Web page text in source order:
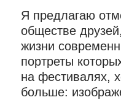
Я предлагаю
обществе
жизни
портреты
на фестивалях,
больше: